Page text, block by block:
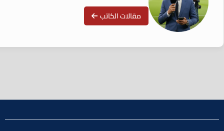
مقالات الكاتب